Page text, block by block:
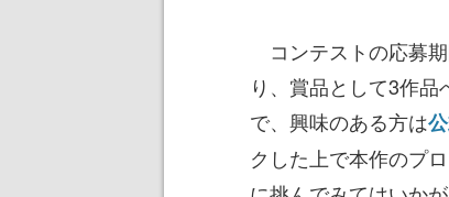
コンテストの応募
り、賞品として3作
で、興味のある方は
クした上で本作のプ